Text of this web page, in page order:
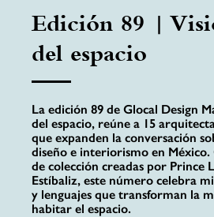
Edición 89 |
del espacio
La edición 89 de Glocal Design
del espacio, reúne a 15
que expanden la conversación
diseño e interiorismo en
de colección creadas por Prince
Estíbaliz, este número celebra
y lenguajes que transforman la
habitar el espacio.